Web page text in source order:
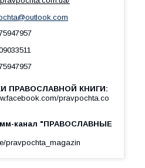
ПРАВОСЛАВНОЙ КНИГИ
pravpochta.co
канал "ПРАВОСЛАВНЫЕ
pravpochta_magazin